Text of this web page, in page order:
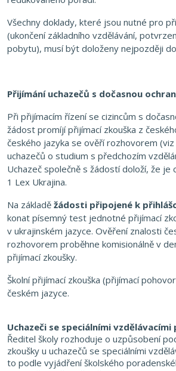
Všechny doklady, které jsou nutné pro
(ukončení základního vzdělávání,
pobytu), musí být doloženy nejpozději
Přijímání uchazečů s dočasnou
Při přijímacím řízení se cizincům s
žádost promíjí přijímací zkouška z
českého jazyka se ověří rozhovorem
uchazečů o studium s předchozím
Uchazeč společně s žádostí doloží, že je
1 Lex Ukrajina.
Na základě žádosti připojené k
konat písemný test jednotné přijímací
v ukrajinském jazyce. Ověření znalosti
rozhovorem proběhne komisionálně v
přijímací zkoušky.
Školní přijímací zkouška (přijímací
českém jazyce.
Uchazeči se speciálními
Ředitel školy rozhoduje o uzpůsobení
zkoušky u uchazečů se speciálními
to podle vyjádření školského